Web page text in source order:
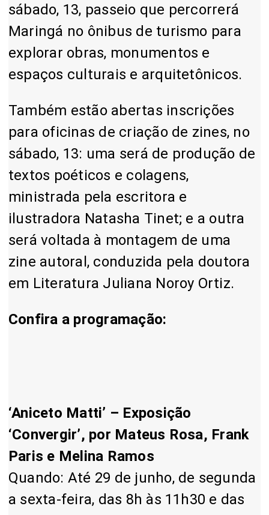
sábado, 13, passeio que percorrerá
Maringá no ônibus de turismo para
explorar obras, monumentos e
espaços culturais e arquitetônicos.
Também estão abertas inscrições
para oficinas de criação de zines, no
sábado, 13: uma será de produção de
textos poéticos e colagens,
ministrada pela escritora e
ilustradora Natasha Tinet; e a outra
será voltada à montagem de uma
zine autoral, conduzida pela doutora
em Literatura Juliana Noroy Ortiz.
Confira a programação:
‘Aniceto Matti’ – Exposição
‘Convergir’, por Mateus Rosa, Frank
Paris e Melina Ramos
Quando: Até 29 de junho, de segunda
a sexta-feira, das 8h às 11h30 e das